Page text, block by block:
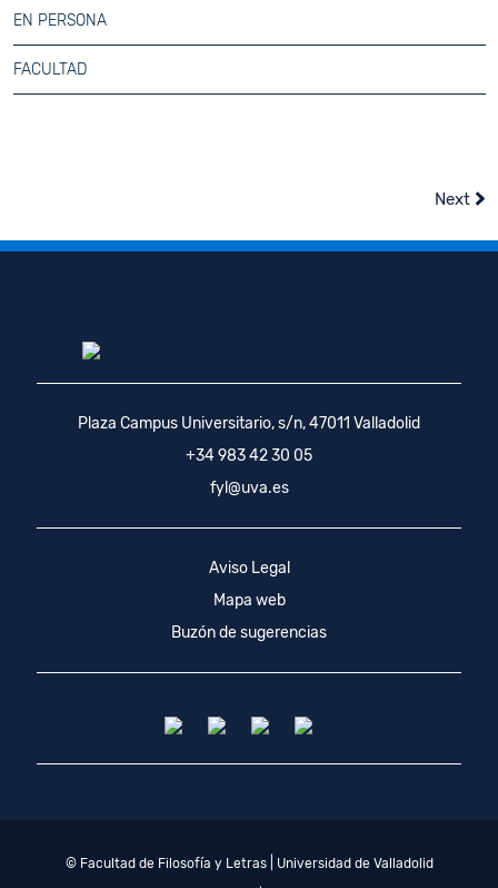
EN PERSONA
FACULTAD
Next
Plaza Campus Universitario, s/n, 47011 Valladolid
+34 983 42 30 05
fyl@uva.es
Aviso Legal
Mapa web
Buzón de sugerencias
© Facultad de Filosofía y Letras | Universidad de Valladolid